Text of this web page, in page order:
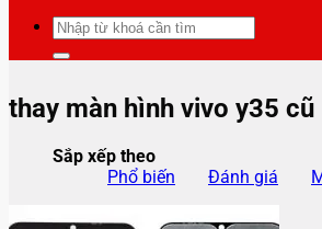
Tìm
kiếm:
thay màn hình vivo y35 cũ
Sắp xếp theo
Phổ biến
Đánh giá